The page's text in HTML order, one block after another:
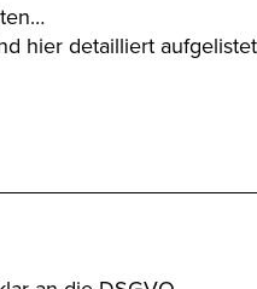
hier detailliert